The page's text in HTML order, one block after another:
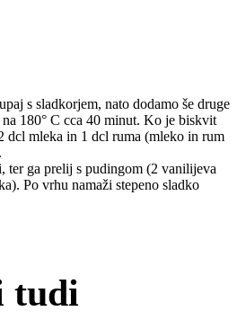
s sladkorjem, nato dodamo še druge
180° C cca 40 minut. Ko je biskvit
dcl mleka in 1 dcl ruma (mleko in rum
ter ga prelij s pudingom (2 vanilijeva
Po vrhu namaži stepeno sladko
tudi